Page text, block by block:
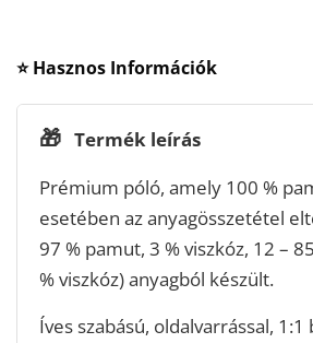
⭐ Hasznos Információk
🎁 Termék leírás
Prémium póló, amely 100 %
esetében az anyagösszetétel
97 % pamut, 3 % viszkóz, 12 –
% viszkóz) anyagból készült.
Íves szabású, oldalvarrással,